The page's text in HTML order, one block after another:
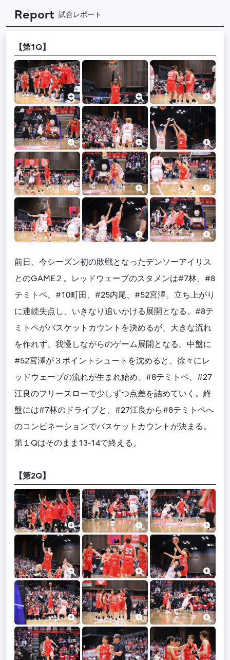
Report 試合レポート
【第1Q】
前日、今シーズン初の敗戦となったデンソーアイリス
とのGAME２。レッドウェーブのスタメンは#7林、#8
テミトペ、#10町田、#25内尾、#52宮澤。立ち上がり
に連続失点し、いきなり追いかける展開となる。#8テ
ミトペがバスケットカウントを決めるが、大きな流れ
を作れず、我慢しながらのゲーム展開となる。中盤に
#52宮澤が３ポイントシュートを沈めると、徐々にレ
ッドウェーブの流れが生まれ始め、#8テミトペ、#27
江良のフリースローで少しずつ点差を詰めていく。終
盤には#7林のドライブと、#27江良から#8テミトペへ
のコンビネーションでバスケットカウントが決まる。
第１Qはそのまま13-14で終える。
【第2Q】